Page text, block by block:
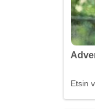
Etsin